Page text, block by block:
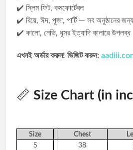
✔️ স্লিম ফিট, কমফোর্টেবল
✔️ বিয়ে, ঈদ, পূজা, পার্টি — সব অনুষ্ঠানের
✔️ কালো, নেভি, ধূসর ইত্যাদি কালারে উপলব্ধ
এখনই অর্ডার করুন! ভিজিট করুন:
📏 Size Chart (in
Size Chest
S
38